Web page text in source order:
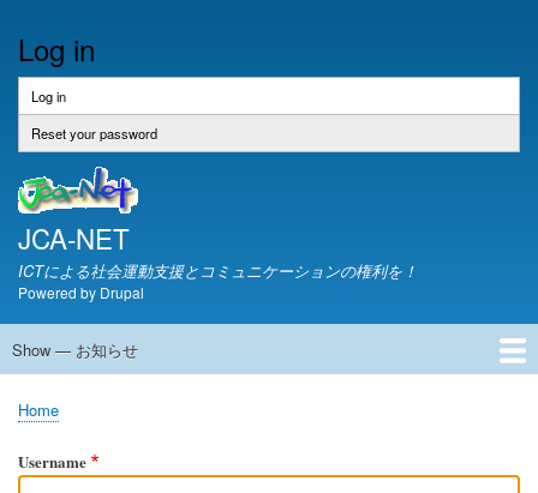
Log in
Primary
tabs
Log in
tab)
Reset your password
JCA-NET
ICTによる社会運動支援とコミュニケーションの権利を！
Powered by Drupal
お
ら
Show — お知らせ
JCA-NETからのお知らせ
Breadcrumb
Home
Username